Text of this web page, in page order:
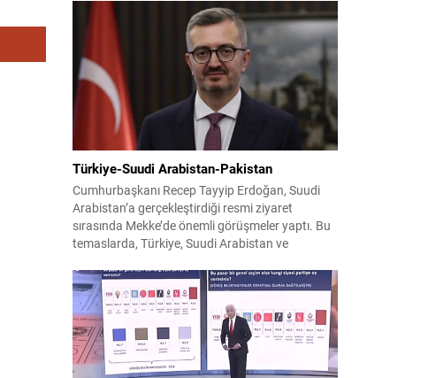
görev yapan 178 tim ve 742 personel, sahada
aktif olarak halkı bilinçlendirdi ve denetim
faaliyetleri gerçekleştirdi. Faaliyetler esnasında
bin 315 biçerdöver ve balya...
Türkiye-Suudi Arabistan-Pakistan
Cumhurbaşkanı Recep Tayyip Erdoğan, Suudi
Arabistan’a gerçekleştirdiği resmi ziyaret
sırasında Mekke’de önemli görüşmeler yaptı. Bu
temaslarda, Türkiye, Suudi Arabistan ve
birliği çerçevesi oluşturuldu. Ziyaretin en somut
çıktısı, üç ülkenin imza attığı Mekke Ortak
Savunma Anlaşması oldu. Anlaşma; ortak
güvenlik yaklaşımıyla bölgesel barış, istikrar...